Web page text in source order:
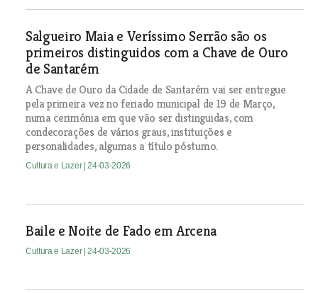
Salgueiro Maia e Veríssimo Serrão são os
primeiros distinguidos com a Chave de Ouro
de Santarém
A Chave de Ouro da Cidade de Santarém vai ser entregue
pela primeira vez no feriado municipal de 19 de Março,
numa cerimónia em que vão ser distinguidas, com
condecorações de vários graus, instituições e
personalidades, algumas a título póstumo.
Cultura e Lazer | 24-03-2026
Baile e Noite de Fado em Arcena
Cultura e Lazer | 24-03-2026